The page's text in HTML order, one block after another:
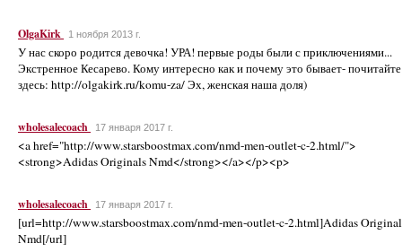
OlgaKirk 1 ноября 2013 г.
У нас скоро родится девочка! УРА! первые роды были с приключениями...
Экстренное Кесарево. Кому интересно как и почему это бывает- почитайте
здесь: http://olgakirk.ru/komu-za/ Эх, женская наша доля)
wholesalecoach 17 января 2017 г.
<a href="http://www.starsboostmax.com/nmd-men-outlet-c-2.html/">
<strong>Adidas Originals Nmd</strong></a></p><p>
wholesalecoach 17 января 2017 г.
[url=http://www.starsboostmax.com/nmd-men-outlet-c-2.html]Adidas
Nmd[/url]